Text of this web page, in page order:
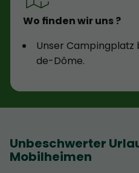
Wo finden wir uns ?
Unser Campingplatz
de-Dôme.
Unbeschwerter
Mobilheimen